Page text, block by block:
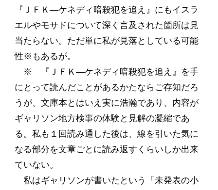
『ＪＦＫ―ケネディ暗殺犯を追え』にもイスラ
エルやモサドについて深く言及された箇所は見
当たらない。ただ単に私が見落としている可能
性※もあるが。
※ 『ＪＦＫ―ケネディ暗殺犯を追え』を手
にとって読んだことがあるかたならご存知だろ
うが、文庫本とはいえ実に浩瀚であり、内容が
ギャリソン地方検事の体験と見解の凝縮であ
る。私も１回読み通した後は、線を引いた気に
なる部分を文章ごとに読み返すくらいしか出来
ていない。
私はギャリソンが書いたという「未発表の小